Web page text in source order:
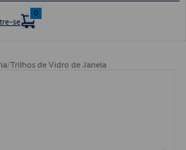
se
0
/Trilhos de Vidro de Janela